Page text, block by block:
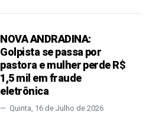
NOVA ANDRADINA:
Golpista se passa por
pastora e mulher perde R$
1,5 mil em fraude
eletrônica
Quinta, 16 de Julho de 2026